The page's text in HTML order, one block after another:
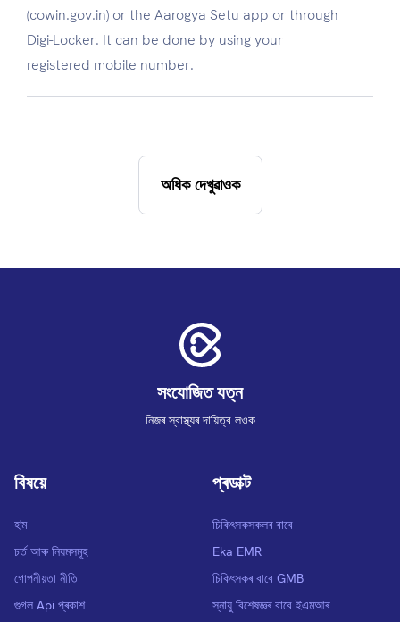
(cowin.gov.in) or the Aarogya Setu app or through
Digi-Locker. It can be done by using your
registered mobile number.
অধিক দেখুৱাওক
সংযোজিত যত্ন
নিজৰ স্বাস্থ্যৰ দায়িত্ব লওক
বিষয়ে
হ'ম
চৰ্ত আৰু নিয়মসমূহ
গোপনীয়তা নীতি
গুগল Api প্ৰকাশ
প্ৰডাক্ট
চিকিৎসকসকলৰ বাবে
Eka EMR
চিকিৎসকৰ বাবে GMB
স্নায়ু বিশেষজ্ঞৰ বাবে ইএমআৰ